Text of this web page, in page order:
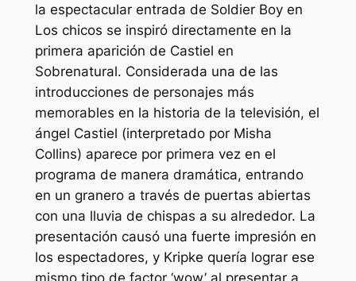
la espectacular entrada de Soldier Boy en
Los chicos se inspiró directamente en la
primera aparición de Castiel en
Sobrenatural. Considerada una de las
introducciones de personajes más
memorables en la historia de la televisión, el
ángel Castiel (interpretado por Misha
Collins) aparece por primera vez en el
programa de manera dramática, entrando
en un granero a través de puertas abiertas
con una lluvia de chispas a su alrededor. La
presentación causó una fuerte impresión en
los espectadores, y Kripke quería lograr ese
mismo tipo de factor ‘wow’ al presentar a